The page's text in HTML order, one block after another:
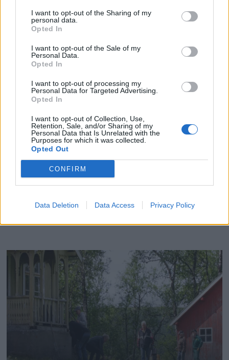
I want to opt-out of the Sharing of my
personal data.
Opted In
I want to opt-out of the Sale of my
Personal Data.
Opted In
I want to opt-out of processing my
Personal Data for Targeted Advertising.
Opted In
I want to opt-out of Collection, Use,
Retention, Sale, and/or Sharing of my
Personal Data that Is Unrelated with the
Purposes for which it was collected.
Opted Out
CONFIRM
Data Deletion Data Access Privacy Policy